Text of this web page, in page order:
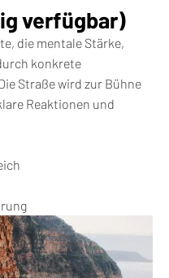
verfügbar)
die mentale Stärke,
konkrete
Straße wird zur Bühne
Reaktionen und